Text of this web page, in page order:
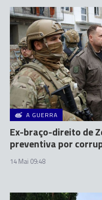
A GUERRA
Ex-braço-direito de
preventiva por
14 Mai 09:48